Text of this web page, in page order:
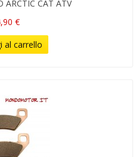
ARCTIC CAT ATV
€
al carrello